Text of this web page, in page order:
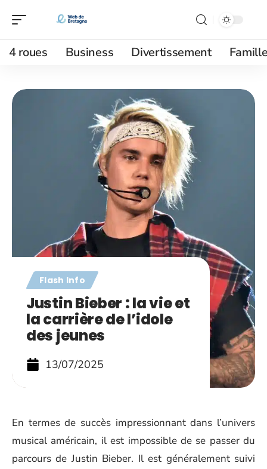
4 roues Business Divertissement
Flash Info
Justin Bieber : la vie et
la carrière de l’idole
des jeunes
13/07/2025
En termes de succès impressionnant dans l’univers
musical américain, il est impossible de se passer du
parcours de Justin Bieber. Il est généralement suivi